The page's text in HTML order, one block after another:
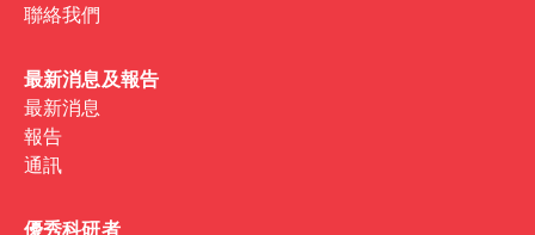
聯絡我們
最新消息及報告
最新消息
報告
通訊